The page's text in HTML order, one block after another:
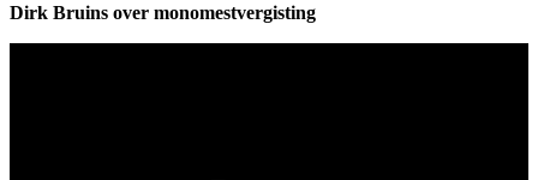
Dirk Bruins over monomestvergisting